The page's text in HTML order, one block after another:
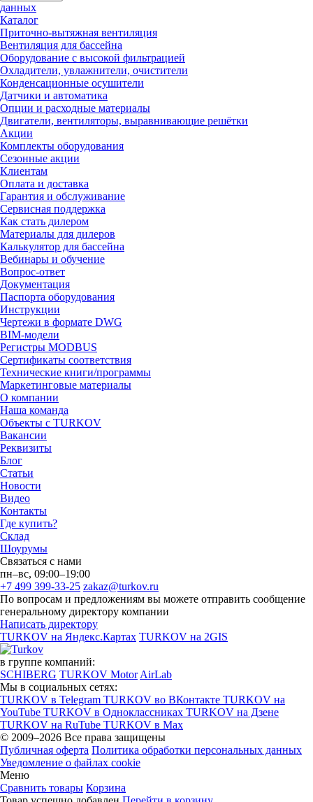
данных
Каталог
Приточно-вытяжная вентиляция
Вентиляция для бассейна
Оборудование с высокой фильтрацией
Охладители, увлажнители, очистители
Конденсационные осушители
Датчики и автоматика
Опции и расходные материалы
Двигатели, вентиляторы, выравнивающие решётки
Акции
Комплекты оборудования
Сезонные акции
Клиентам
Оплата и доставка
Гарантия и обслуживание
Сервисная поддержка
Как стать дилером
Материалы для дилеров
Калькулятор для бассейна
Вебинары и обучение
Вопрос-ответ
Документация
Паспорта оборудования
Инструкции
Чертежи в формате DWG
BIM-модели
Регистры MODBUS
Сертификаты соответствия
Технические книги/программы
Маркетинговые материалы
О компании
Наша команда
Объекты с TURKOV
Вакансии
Реквизиты
Блог
Статьи
Новости
Видео
Контакты
Где купить?
Склад
Шоурумы
Связаться с нами
пн–вс, 09:00–19:00
+7 499 399-33-25 zakaz@turkov.ru
По вопросам и предложениям вы можете отправить сообщение
генеральному директору компании
Написать директору
TURKOV на Яндекс.Картах TURKOV на 2GIS
в группе компаний:
SCHIBERG TURKOV Motor AirLab
Мы в социальных сетях:
TURKOV в Telegram TURKOV во ВКонтакте TURKOV на
YouTube TURKOV в Одноклассниках TURKOV на Дзене
TURKOV на RuTube TURKOV в Max
© 2009–2026 Все права защищены
Публичная оферта Политика обработки персональных данных
Уведомление о файлах cookie
Меню
Сравнить товары Корзина